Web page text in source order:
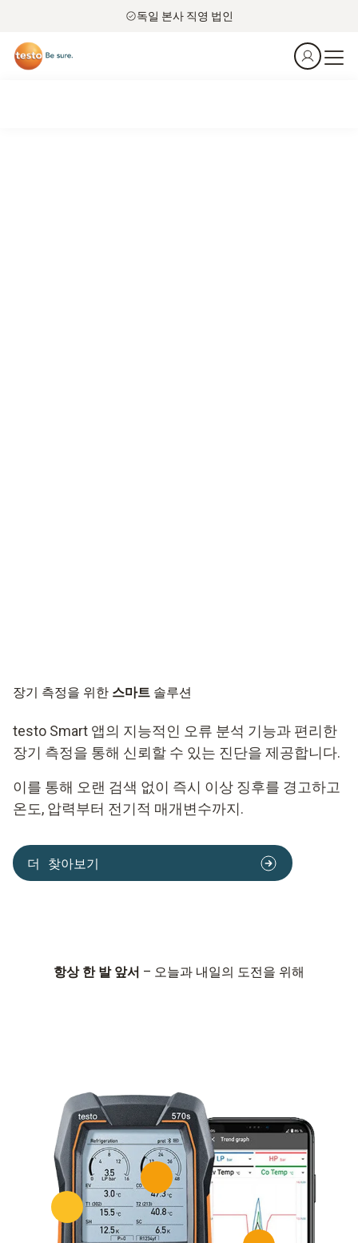
독일 본사 직영 법인
장기 측정을 위한 스마트 솔루션
testo Smart 앱의 지능적인 오류 분석 기능과 편리한
장기 측정을 통해 신뢰할 수 있는 진단을 제공합니다.
이를 통해 오랜 검색 없이 즉시 이상 징후를 경고하고
온도, 압력부터 전기적 매개변수까지.
더 찾아보기
항상 한 발 앞서 – 오늘과 내일의 도전을 위해